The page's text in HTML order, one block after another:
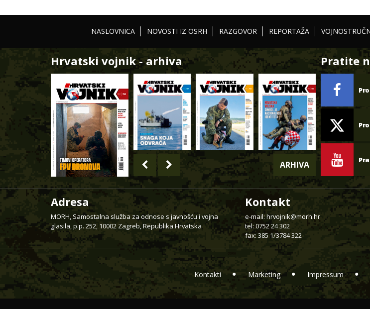
NASLOVNICA NOVOSTI IZ OSRH RAZGOVOR REPORTAŽA
Hrvatski vojnik - arhiva
ARHIVA
Pratite
Adresa
MORH, Samostalna služba za odnose s javnošću i vojna
glasila, p.p. 252, 10002 Zagreb, Republika Hrvatska
Kontakt
e-mail: hrvojnik@morh.hr
tel: 0752 24 302
fax: 385 1/3784 322
Kontakti Marketing Impressum